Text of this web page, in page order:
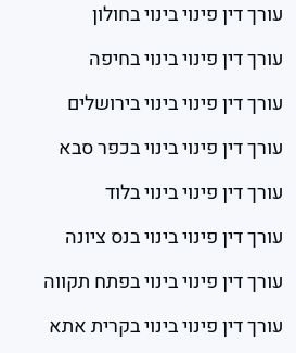
עורך דין פינוי בינוי בחולון
עורך דין פינוי בינוי בחיפה
עורך דין פינוי בינוי בירושלים
עורך דין פינוי בינוי בכפר סבא
עורך דין פינוי בינוי בלוד
עורך דין פינוי בינוי בנס ציונה
עורך דין פינוי בינוי בפתח תקווה
עורך דין פינוי בינוי בקרית אתא